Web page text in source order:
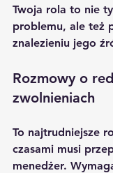
Twoja rola to nie
problemu, ale też
znalezieniu jego
Rozmowy o
zwolnieniach
To najtrudniejsze
czasami musi
menedżer.